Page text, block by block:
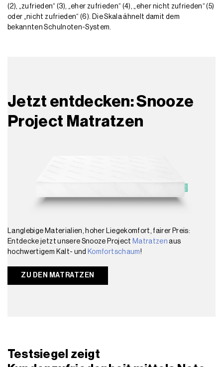
(2), „zufrieden“ (3), „eher zufrieden“ (4), „eher nicht zufrieden“ (5)
oder „nicht zufrieden“ (6). Die Skala ähnelt damit dem
bekannten Schulnoten-System.
Langlebige Materialien, hoher Liegekomfort, fairer Preis:
Entdecke jetzt unsere Snooze Project Matratzen aus
hochwertigem Kalt- und Komfortschaum!
ZU DEN MATRATZEN
Jetzt entdecken: Snooze
Project Matratzen
Testsiegel zeigt